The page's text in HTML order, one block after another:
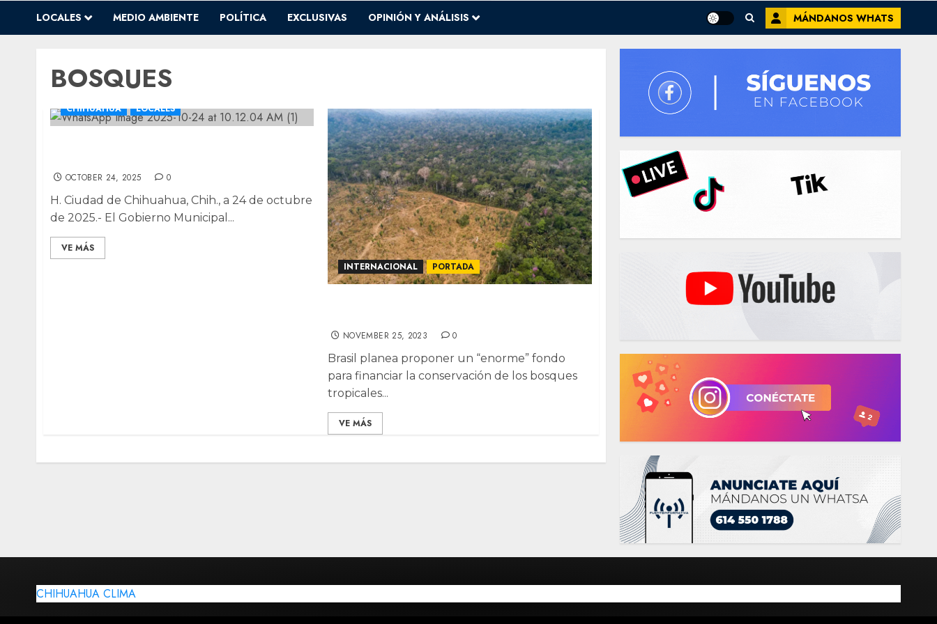
LOCALES MEDIO AMBIENTE POLÍTICA EXCLUSIVAS OPINIÓN Y ANÁLISIS MÁNDANOS WHATS
BOSQUES
CHIHUAHUA LOCALES
OCTOBER 24, 2025 0
H. Ciudad de Chihuahua, Chih., a 24 de octubre
de 2025.- El Gobierno Municipal...
VE MÁS
INTERNACIONAL
PORTADA
NOVEMBER 25, 2023 0
Brasil planea proponer un “enorme” fondo
para financiar la conservación de los bosques
tropicales...
VE MÁS
CHIHUAHUA CLIMA